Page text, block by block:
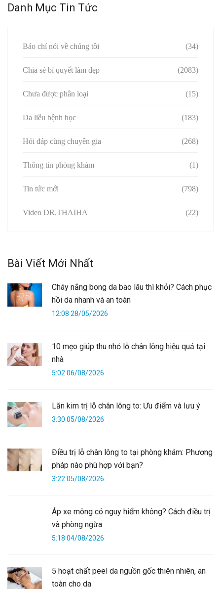
Danh Mục Tin Tức
Báo chí nói về chúng tôi (34)
Chia sẻ bí quyết làm đẹp (2083)
Chưa được phân loại (15)
Da liễu bệnh học (183)
Hỏi đáp cùng chuyên gia (268)
Thông tin phòng khám (1)
Tin tức mới (798)
Video DR.THAIHA (22)
Bài Viết Mới Nhất
Cháy nắng bong da bao lâu thì khỏi? Cách phục
hồi da nhanh và an toàn
12:08 28/05/2026
10 mẹo giúp thu nhỏ lỗ chân lông hiệu quả tại
nhà
5:02 06/08/2026
Lăn kim trị lỗ chân lông to: Ưu điểm và lưu ý
3:30 05/08/2026
Điều trị lỗ chân lông to tại phòng khám: Phương
pháp nào phù hợp với bạn?
3:22 05/08/2026
Áp xe mông có nguy hiểm không? Cách điều trị
và phòng ngừa
5:18 04/08/2026
5 hoạt chất peel da nguồn gốc thiên nhiên, an
toàn cho da